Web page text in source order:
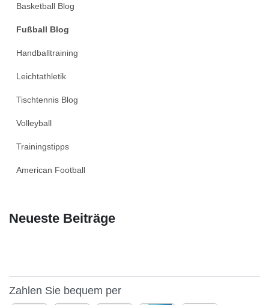
Basketball Blog
Fußball Blog
Handballtraining
Leichtathletik
Tischtennis Blog
Volleyball
Trainingstipps
American Football
Neueste Beiträge
Zahlen Sie bequem per